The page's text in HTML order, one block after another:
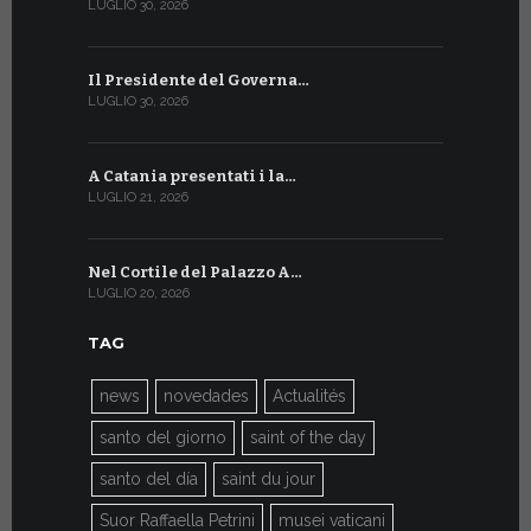
LUGLIO 30, 2026
Il Presidente del Governa…
LUGLIO 30, 2026
A Catania presentati i la…
LUGLIO 21, 2026
Nel Cortile del Palazzo A…
LUGLIO 20, 2026
TAG
news novedades Actualités
santo del giorno saint of the day
santo del día saint du jour
Suor Raffaella Petrini musei vaticani